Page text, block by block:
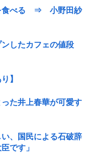
を食べる ⇒ 小野田紗
ンしたカフェの値段
】
った井上春華が可愛す
、国民による石破辞
です」